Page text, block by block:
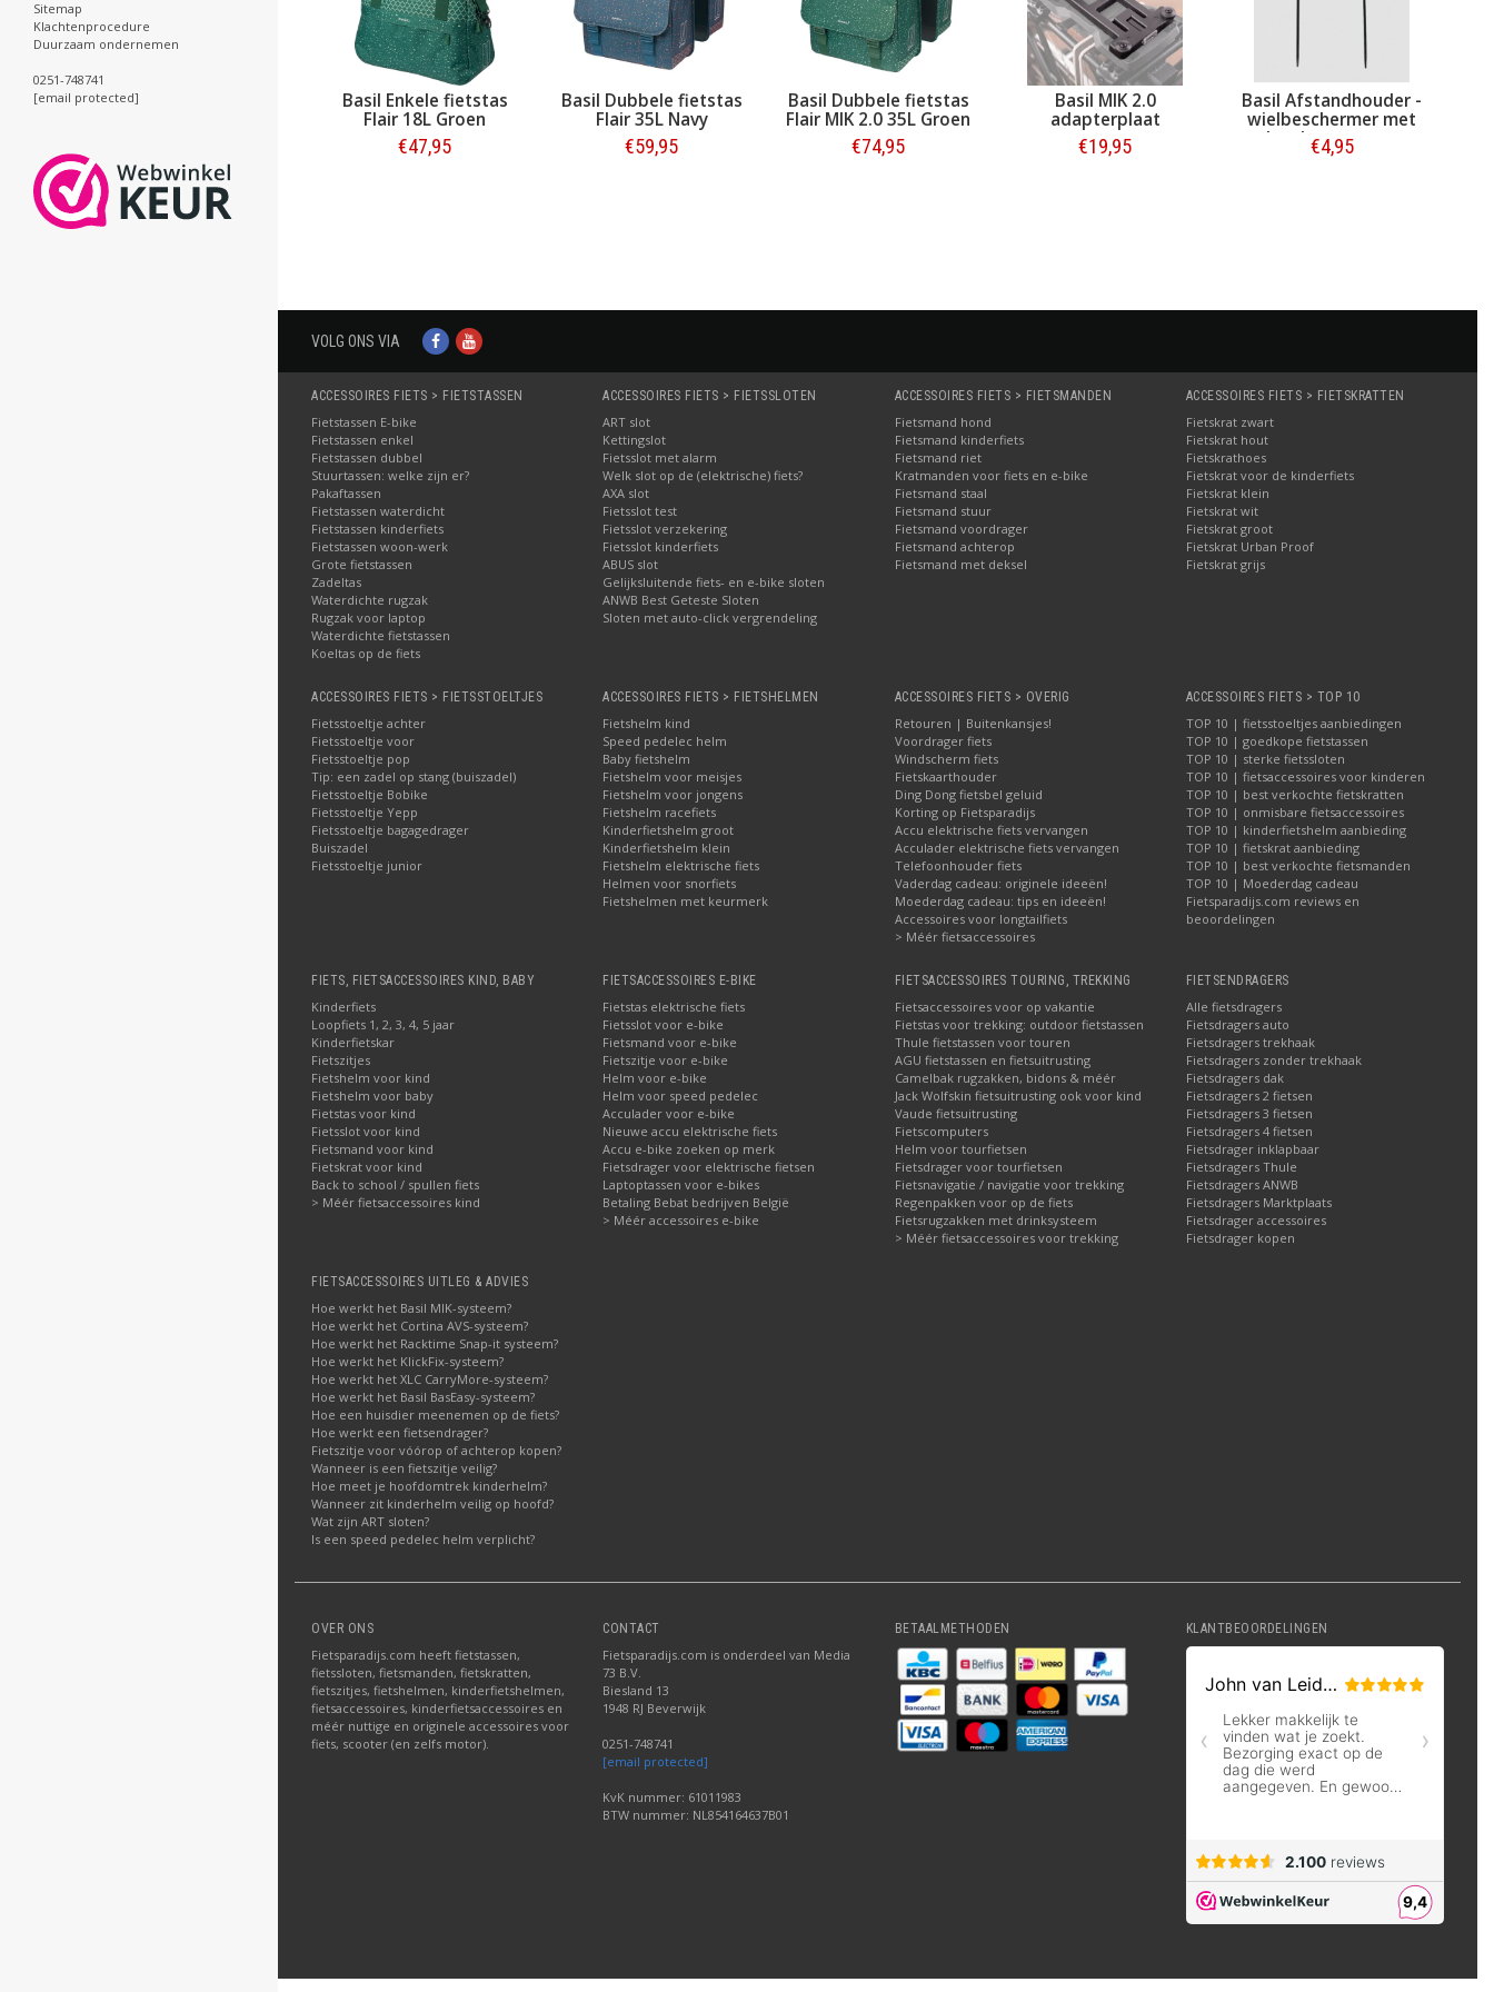
Sitemap
Klachtenprocedure
Duurzaam ondernemen
0251-748741
[email protected]
Basil Enkele fietstas
Flair 18L Groen
€47,95
Basil Dubbele fietstas
Flair 35L Navy
€59,95
Basil Dubbele fietstas
Flair MIK 2.0 35L Groen
€74,95
Basil MIK 2.0
adapterplaat
€19,95
Basil Afstandhouder -
wielbeschermer met
achterlampmontage
€4,95
VOLG ONS VIA
ACCESSOIRES FIETS > FIETSTASSEN
Fietstassen E-bike
Fietstassen enkel
Fietstassen dubbel
Stuurtassen: welke zijn er?
Pakaftassen
Fietstassen waterdicht
Fietstassen kinderfiets
Fietstassen woon-werk
Grote fietstassen
Zadeltas
Waterdichte rugzak
Rugzak voor laptop
Waterdichte fietstassen
Koeltas op de fiets
ACCESSOIRES FIETS > FIETSSLOTEN
ART slot
Kettingslot
Fietsslot met alarm
Welk slot op de (elektrische) fiets?
AXA slot
Fietsslot test
Fietsslot verzekering
Fietsslot kinderfiets
ABUS slot
Gelijksluitende fiets- en e-bike sloten
ANWB Best Geteste Sloten
Sloten met auto-click vergrendeling
ACCESSOIRES FIETS > FIETSMANDEN
Fietsmand hond
Fietsmand kinderfiets
Fietsmand riet
Kratmanden voor fiets en e-bike
Fietsmand staal
Fietsmand stuur
Fietsmand voordrager
Fietsmand achterop
Fietsmand met deksel
ACCESSOIRES FIETS > FIETSKRATTEN
Fietskrat zwart
Fietskrat hout
Fietskrathoes
Fietskrat voor de kinderfiets
Fietskrat klein
Fietskrat wit
Fietskrat groot
Fietskrat Urban Proof
Fietskrat grijs
ACCESSOIRES FIETS > FIETSSTOELTJES
Fietsstoeltje achter
Fietsstoeltje voor
Fietsstoeltje pop
Tip: een zadel op stang (buiszadel)
Fietsstoeltje Bobike
Fietsstoeltje Yepp
Fietsstoeltje bagagedrager
Buiszadel
Fietsstoeltje junior
ACCESSOIRES FIETS > FIETSHELMEN
Fietshelm kind
Speed pedelec helm
Baby fietshelm
Fietshelm voor meisjes
Fietshelm voor jongens
Fietshelm racefiets
Kinderfietshelm groot
Kinderfietshelm klein
Fietshelm elektrische fiets
Helmen voor snorfiets
Fietshelmen met keurmerk
ACCESSOIRES FIETS > OVERIG
Retouren | Buitenkansjes!
Voordrager fiets
Windscherm fiets
Fietskaarthouder
Ding Dong fietsbel geluid
Korting op Fietsparadijs
Accu elektrische fiets vervangen
Acculader elektrische fiets vervangen
Telefoonhouder fiets
Vaderdag cadeau: originele ideeën!
Moederdag cadeau: tips en ideeën!
Accessoires voor longtailfiets
> Méér fietsaccessoires
ACCESSOIRES FIETS > TOP 10
TOP 10 | fietsstoeltjes aanbiedingen
TOP 10 | goedkope fietstassen
TOP 10 | sterke fietssloten
TOP 10 | fietsaccessoires voor kinderen
TOP 10 | best verkochte fietskratten
TOP 10 | onmisbare fietsaccessoires
TOP 10 | kinderfietshelm aanbieding
TOP 10 | fietskrat aanbieding
TOP 10 | best verkochte fietsmanden
TOP 10 | Moederdag cadeau
Fietsparadijs.com reviews en
beoordelingen
FIETS, FIETSACCESSOIRES KIND, BABY
Kinderfiets
Loopfiets 1, 2, 3, 4, 5 jaar
Kinderfietskar
Fietszitjes
Fietshelm voor kind
Fietshelm voor baby
Fietstas voor kind
Fietsslot voor kind
Fietsmand voor kind
Fietskrat voor kind
Back to school / spullen fiets
> Méér fietsaccessoires kind
FIETSACCESSOIRES E-BIKE
Fietstas elektrische fiets
Fietsslot voor e-bike
Fietsmand voor e-bike
Fietszitje voor e-bike
Helm voor e-bike
Helm voor speed pedelec
Acculader voor e-bike
Nieuwe accu elektrische fiets
Accu e-bike zoeken op merk
Fietsdrager voor elektrische fietsen
Laptoptassen voor e-bikes
Betaling Bebat bedrijven België
> Méér accessoires e-bike
FIETSACCESSOIRES TOURING, TREKKING
Fietsaccessoires voor op vakantie
Fietstas voor trekking: outdoor fietstassen
Thule fietstassen voor touren
AGU fietstassen en fietsuitrusting
Camelbak rugzakken, bidons & méér
Jack Wolfskin fietsuitrusting ook voor kind
Vaude fietsuitrusting
Fietscomputers
Helm voor tourfietsen
Fietsdrager voor tourfietsen
Fietsnavigatie / navigatie voor trekking
Regenpakken voor op de fiets
Fietsrugzakken met drinksysteem
> Méér fietsaccessoires voor trekking
FIETSENDRAGERS
Alle fietsdragers
Fietsdragers auto
Fietsdragers trekhaak
Fietsdragers zonder trekhaak
Fietsdragers dak
Fietsdragers 2 fietsen
Fietsdragers 3 fietsen
Fietsdragers 4 fietsen
Fietsdrager inklapbaar
Fietsdragers Thule
Fietsdragers ANWB
Fietsdragers Marktplaats
Fietsdrager accessoires
Fietsdrager kopen
FIETSACCESSOIRES UITLEG & ADVIES
Hoe werkt het Basil MIK-systeem?
Hoe werkt het Cortina AVS-systeem?
Hoe werkt het Racktime Snap-it systeem?
Hoe werkt het KlickFix-systeem?
Hoe werkt het XLC CarryMore-systeem?
Hoe werkt het Basil BasEasy-systeem?
Hoe een huisdier meenemen op de fiets?
Hoe werkt een fietsendrager?
Fietszitje voor vóórop of achterop kopen?
Wanneer is een fietszitje veilig?
Hoe meet je hoofdomtrek kinderhelm?
Wanneer zit kinderhelm veilig op hoofd?
Wat zijn ART sloten?
Is een speed pedelec helm verplicht?
OVER ONS
Fietsparadijs.com heeft fietstassen,
fietssloten, fietsmanden, fietskratten,
fietszitjes, fietshelmen, kinderfietshelmen,
fietsaccessoires, kinderfietsaccessoires en
méér nuttige en originele accessoires voor
fiets, scooter (en zelfs motor).
CONTACT
Fietsparadijs.com is onderdeel van Media
73 B.V.
Biesland 13
1948 RJ Beverwijk
0251-748741
[email protected]
KvK nummer: 61011983
BTW nummer: NL854164637B01
BETAALMETHODEN KLANTBEOORDELINGEN